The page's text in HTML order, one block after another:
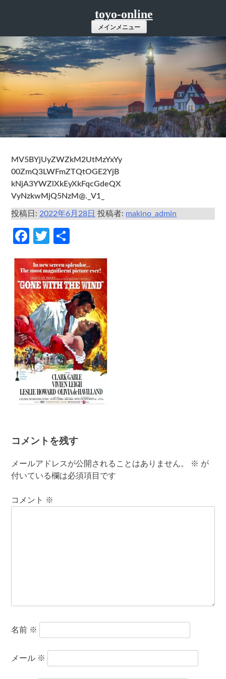
ツ
へ
ス
キ
ッ
プ
toyo-online
メインメニュー
MV5BYjUyZWZkM2UtMzYxYy
00ZmQ3LWFmZTQtOGE2YjB
kNjA3YWZlXkEyXkFqcGdeQX
VyNzkwMjQ5NzM@._V1_
投稿日: 2022年6月28日 投稿者: makino_admin
Facebook
Twitter
コメントを残す
メールアドレスが公開されることはありません。 ※ が
付いている欄は必須項目です
コメント ※
名前 ※
メール ※